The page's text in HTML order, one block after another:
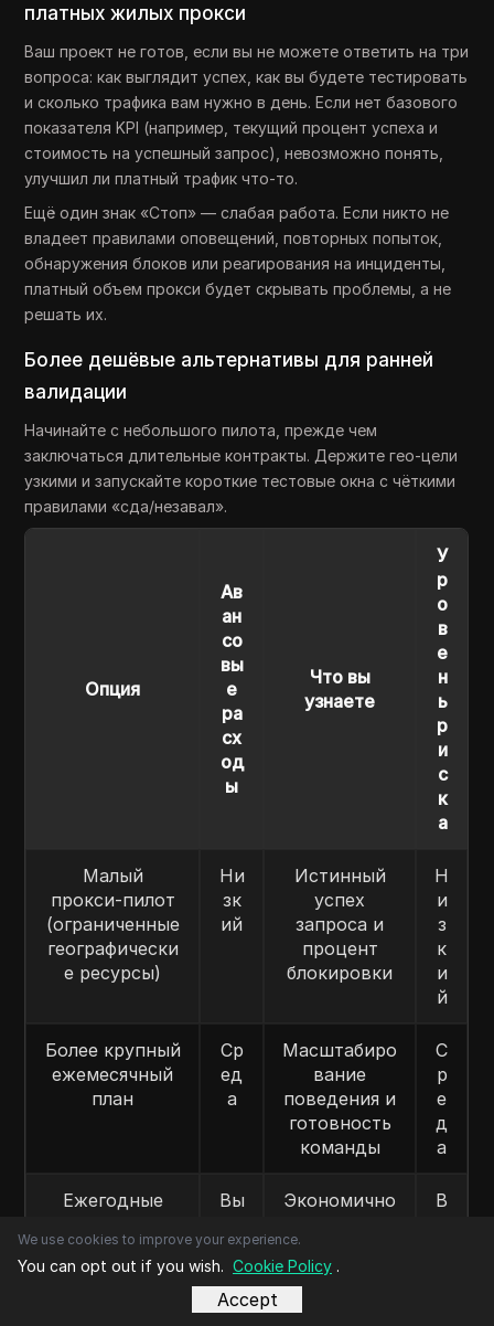
платных жилых прокси
Ваш проект не готов, если вы не можете ответить на три
вопроса: как выглядит успех, как вы будете тестировать
и сколько трафика вам нужно в день. Если нет базового
показателя KPI (например, текущий процент успеха и
стоимость на успешный запрос), невозможно понять,
улучшил ли платный трафик что-то.
Ещё один знак «Стоп» — слабая работа. Если никто не
владеет правилами оповещений, повторных попыток,
обнаружения блоков или реагирования на инциденты,
платный объем прокси будет скрывать проблемы, а не
решать их.
Более дешёвые альтернативы для ранней
валидации
Начинайте с небольшого пилота, прежде чем
заключаться длительные контракты. Держите гео-цели
узкими и запускайте короткие тестовые окна с чёткими
правилами «сда/незавал».
Опция
Ав
ан
со
вы
е
ра
сх
од
ы
Что вы
узнаете
У
р
о
в
е
н
ь
р
и
с
к
а
Малый
прокси-пилот
(ограниченные
географически
е ресурсы)
Ни
зк
ий
Истинный
успех
запроса и
процент
блокировки
Н
и
з
к
и
й
Более крупный
ежемесячный
план
Ср
ед
а
Масштабиро
вание
поведения и
готовность
команды
С
р
е
д
а
Ежегодные
Вы
ки
й
Экономично
стабильной
В
We use cookies to improve your experience.
You can opt out if you wish. Cookie Policy .
Accept